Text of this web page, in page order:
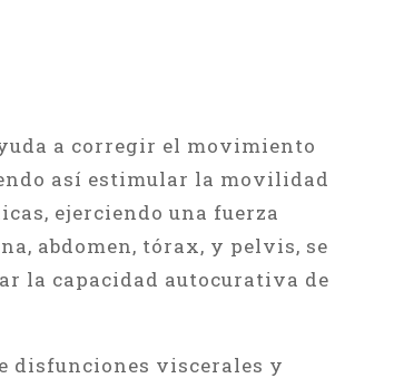
a corregir el movimiento
así estimular la movilidad
ejerciendo una fuerza
abdomen, tórax, y pelvis, se
la capacidad autocurativa de
disfunciones viscerales y